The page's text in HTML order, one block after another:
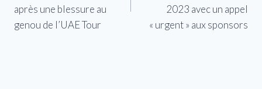
l’article
après une blessure au
genou de l’UAE Tour
2023 avec un appel
« urgent » aux sponsors